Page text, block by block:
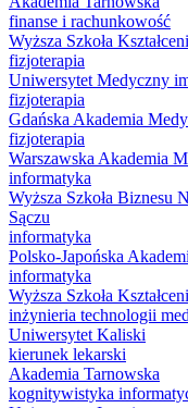
finanse i rachunkowość
Wyższa Szkoła
fizjoterapia
Uniwersytet Medyczny
fizjoterapia
Gdańska Akademia
fizjoterapia
Warszawska Akademia
informatyka
Wyższa Szkoła
Sączu
informatyka
Polsko-Japońska
informatyka
Wyższa Szkoła
inżynieria technologii
Uniwersytet Kaliski
kierunek lekarski
Akademia Tarnowska
kognitywistyka